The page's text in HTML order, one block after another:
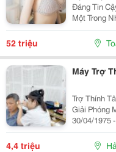
Đáng Tin
Một Trong
Kỹ Thuật
Cấp Cho
52 triệu
Máy Trợ
Trợ Thính
Giải Phóng
30/04/1975 - 30/
Hãy Liên
4,4 triệu